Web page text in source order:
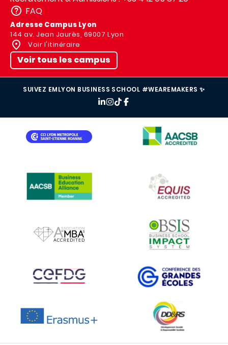
FAQ
Adresse Campus Lyon
144 av. Jean Jaurès, 69007 Lyon
Voir l'itinéraire
Voir tous les campus
SUIVEZ EMLYON BUSINESS SCHOOL #WEAREMAKERS ✨
IMAGE
IMAGE
IMAGE
IMAGE
IMAGE IMAGE